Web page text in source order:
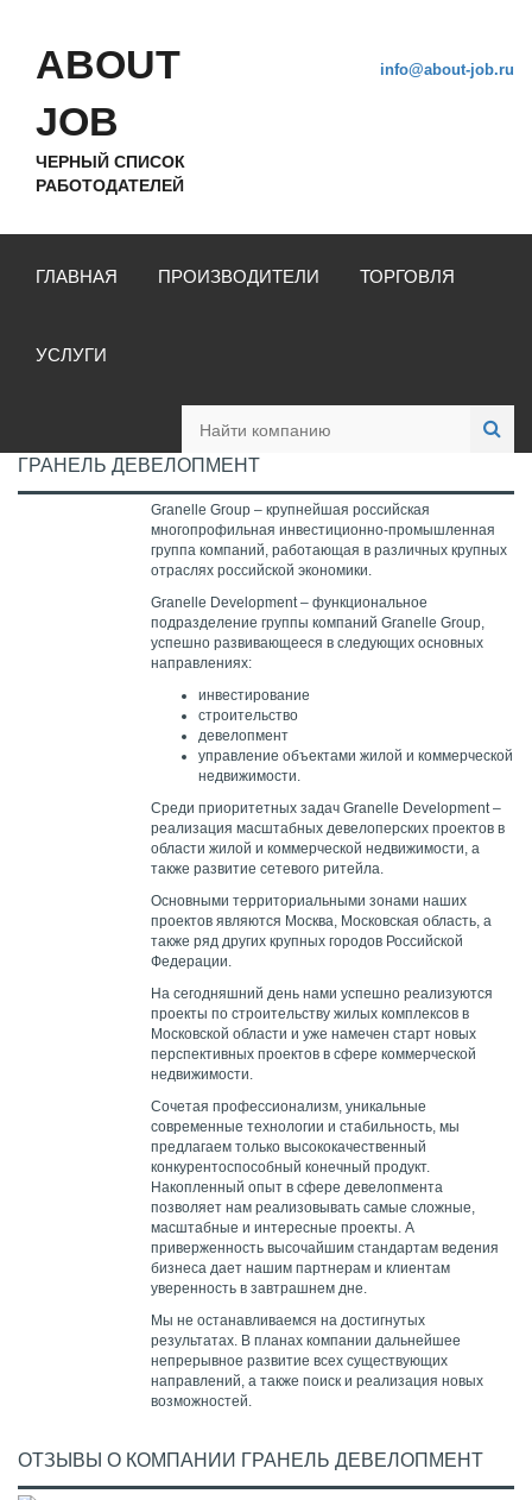
ABOUT
JOB
ЧЕРНЫЙ СПИСОК
РАБОТОДАТЕЛЕЙ
info@about-job.ru
ГЛАВНАЯ ПРОИЗВОДИТЕЛИ ТОРГОВЛЯ
УСЛУГИ
ГРАНЕЛЬ ДЕВЕЛОПМЕНТ
Granelle Group – крупнейшая российская
многопрофильная инвестиционно-промышленная
группа компаний, работающая в различных крупных
отраслях российской экономики.
Granelle Development – функциональное
подразделение группы компаний Granelle Group,
успешно развивающееся в следующих основных
направлениях:
инвестирование
строительство
девелопмент
управление объектами жилой и коммерческой
недвижимости.
Среди приоритетных задач Granelle Development –
реализация масштабных девелоперских проектов в
области жилой и коммерческой недвижимости, а
также развитие сетевого ритейла.
Основными территориальными зонами наших
проектов являются Москва, Московская область, а
также ряд других крупных городов Российской
Федерации.
На сегодняшний день нами успешно реализуются
проекты по строительству жилых комплексов в
Московской области и уже намечен старт новых
перспективных проектов в сфере коммерческой
недвижимости.
Сочетая профессионализм, уникальные
современные технологии и стабильность, мы
предлагаем только высококачественный
конкурентоспособный конечный продукт.
Накопленный опыт в сфере девелопмента
позволяет нам реализовывать самые сложные,
масштабные и интересные проекты. А
приверженность высочайшим стандартам ведения
бизнеса дает нашим партнерам и клиентам
уверенность в завтрашнем дне.
Мы не останавливаемся на достигнутых
результатах. В планах компании дальнейшее
непрерывное развитие всех существующих
направлений, а также поиск и реализация новых
возможностей.
ОТЗЫВЫ О КОМПАНИИ ГРАНЕЛЬ ДЕВЕЛОПМЕНТ